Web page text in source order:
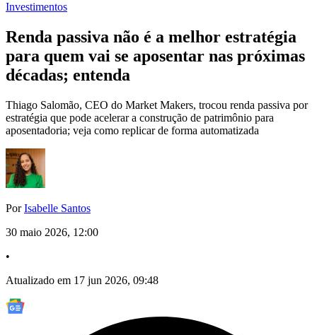
Investimentos
Renda passiva não é a melhor estratégia
para quem vai se aposentar nas próximas
décadas; entenda
Thiago Salomão, CEO do Market Makers, trocou renda passiva por
estratégia que pode acelerar a construção de patrimônio para
aposentadoria; veja como replicar de forma automatizada
PorIsabelle Santos
30 maio 2026, 12:00
•
Atualizado em 17 jun 2026, 09:48